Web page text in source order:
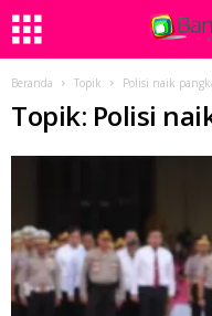
Beranda Topik Polisi naik
Topik: Polisi